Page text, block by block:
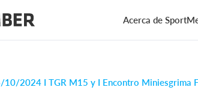
Acerca de
10/2024 I TGR M15 y I Encontro Miniesgrima